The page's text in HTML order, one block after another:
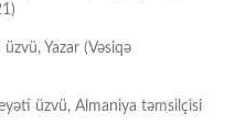
Yazar (Vəsiqə
üzvü, Almaniya təmsilçisi